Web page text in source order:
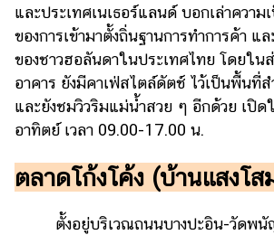
และประเทศเนเธอร์แลนด์ บอกเล่าความ
ของการเข้ามาตั้งถิ่นฐานการทำการค้า แ
ของชาวฮอลันดาในประเทศไทย โดยใน
อาคาร ยังมีคาเฟ่สไตล์ดัตช์ ไว้เป็นพื้นที่
และยังชมวิวริมแม่น้ำสวย ๆ อีกด้วย เปิ
อาทิตย์ เวลา 09.00-17.00 น.
ตลาดโก้งโค้ง (บ้านแสงโส
ตั้งอยู่บริเวณถนนบางปะอิน-วัดพนัญ